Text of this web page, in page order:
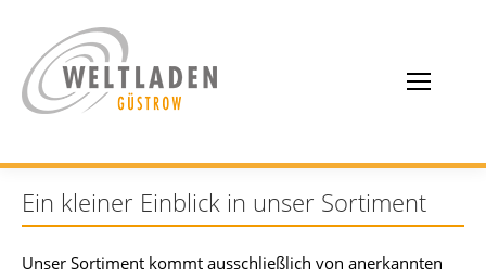
Ein kleiner Einblick in unser Sortiment
Unser Sortiment kommt ausschließlich von anerkannten